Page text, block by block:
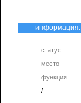
информация:
статус
место
функция
/